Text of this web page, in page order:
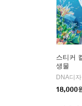
스티커
생물
DNA디
18,000